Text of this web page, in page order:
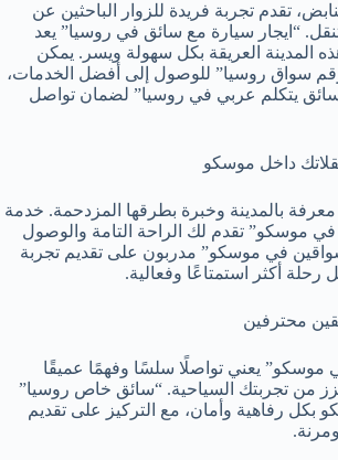
تقدم تجربة فريدة للزوار الباحثين عن
“ايجار سيارة مع سائق في روسيا” يعد
المدينة العريقة بكل سهولة ويسر. يمكن
سواق روسيا” للوصول إلى أفضل الخدمات،
يتكلم عربي في روسيا” لضمان تواصل
داخل موسكو
بالمدينة وخبرة بطرقها المزدحمة. خدمة
موسكو” تقدم لك الراحة التامة والوصول
في موسكو” مدربون على تقديم تجربة
أكثر استمتاعًا وفعالية.
محترفين
موسكو” يعني تواصلًا سلسًا وفهمًا عميقًا
يعزز من تجربتك السياحية. “سائق خاص روسيا”
رفاهية وأمان، مع التركيز على تقديم